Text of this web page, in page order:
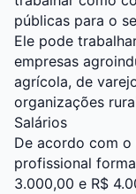
públicas para o
Ele pode
empresas
agrícola, de
organizações
Salários
De acordo com o
profissional
3.000,00 e R$